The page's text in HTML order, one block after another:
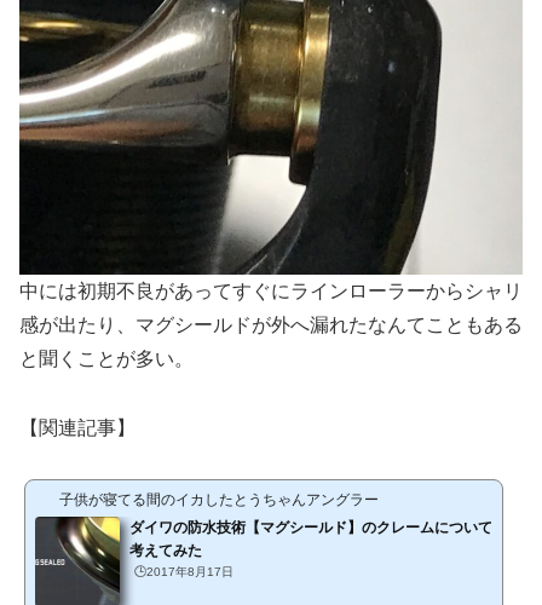
中には初期不良があってすぐにラインローラーからシャリ
感が出たり、マグシールドが外へ漏れたなんてこともある
と聞くことが多い。
【関連記事】
子供が寝てる間のイカしたとうちゃんアングラー
ダイワの防水技術【マグシールド】のクレームについて
考えてみた
🕒️2017年8月17日